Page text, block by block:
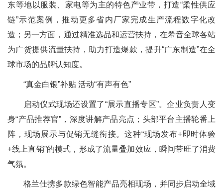
东等地以服装、家电等为主的特色产业带，打造“柔性供应
链”示范案例，推动更多省内厂家完成生产流程数字化改
造；另一方面，通过精准选品和运营扶持，在希音全球各站
为广货提供流量扶持，助力打造爆款，提升“广东制造”在全
球市场的品牌认知度。
“真金白银”补贴 活动“有声有色”
启动仪式现场还设置了“展示直播专区”。企业负责人变
身“产品推荐官”，深度讲解产品亮点；头部平台主播轮番上
阵，现场展示与促销无缝衔接。这种“现场发布+即时体验
+线上直销”的模式，形成了流量叠加效应，瞬间带旺了消费
气氛。
格兰仕携多款绿色智能产品亮相现场，并同步启动全域